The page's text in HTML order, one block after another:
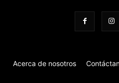
Acerca de nosotros